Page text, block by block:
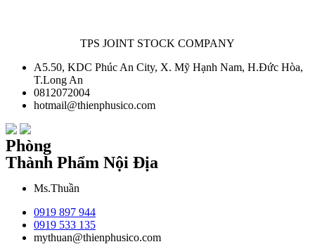
TPS JOINT STOCK COMPANY
A5.50, KDC Phúc An City, X. Mỹ Hạnh Nam, H.Đức Hòa,
T.Long An
0812072004
hotmail@thienphusico.com
Phòng
Thành Phẩm Nội Địa
Ms.Thuần
0919 897 944
0919 533 135
mythuan@thienphusico.com